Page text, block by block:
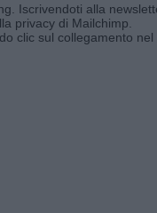
Iscrivendoti alla
privacy di Mailchimp
clic sul collegamento